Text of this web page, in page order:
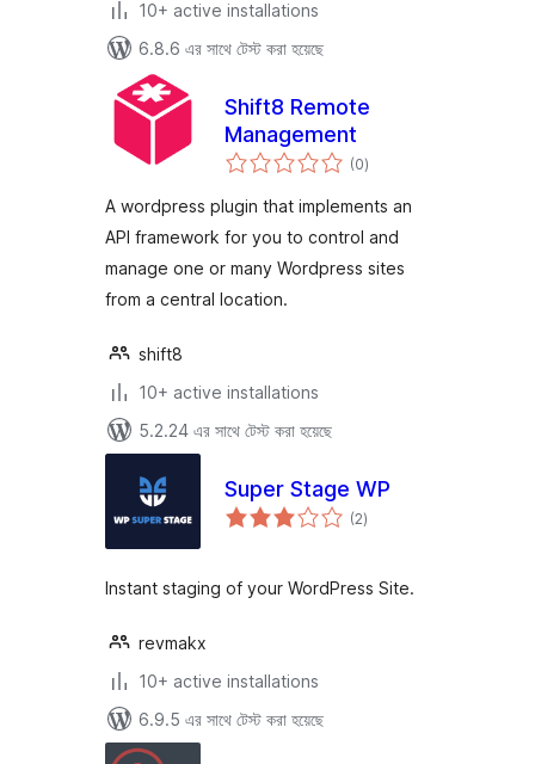
10+ active installations
6.8.6 এর সাথে টেস্ট করা হয়েছে
Shift8 Remote
Management
(0total
ratings
)
A wordpress plugin that implements an
API framework for you to control and
manage one or many Wordpress sites
from a central location.
shift8
10+ active installations
5.2.24 এর সাথে টেস্ট করা হয়েছে
Super Stage WP
(2total
ratings
)
Instant staging of your WordPress Site.
revmakx
10+ active installations
6.9.5 এর সাথে টেস্ট করা হয়েছে